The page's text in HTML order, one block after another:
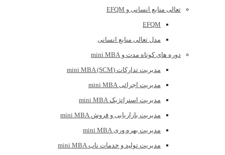
تعالی منابع انسانی و EFQM
EFQM
مدل تعالی منابع انسانی
دوره های کوتاه مدت و mini MBA
مدیریت تدارکات (mini MBA (SCM
مدیریت اجرائی mini MBA
مدیریت استراتژیک mini MBA
مدیریت بازاریابی و فروش mini MBA
مدیریت بهره وری mini MBA
مدیریت تولید و خدمات ناب mini MBA